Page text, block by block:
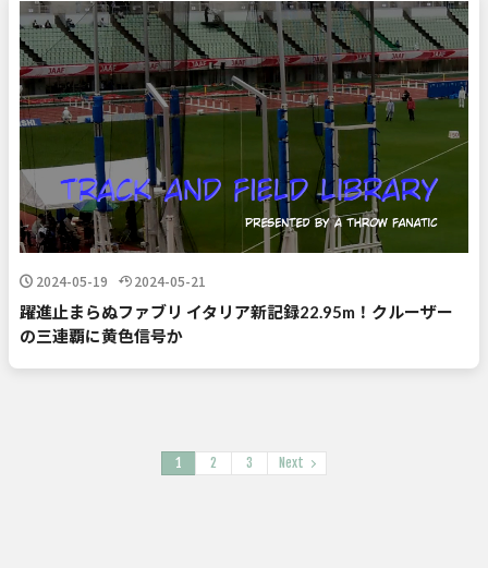
2024-05-19 2024-05-21
躍進止まらぬファブリ イタリア新記録22.95m！クルーザー
の三連覇に黄色信号か
1 2 3 Next